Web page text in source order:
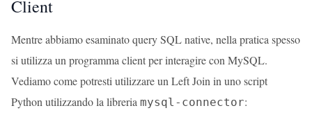
Client
Mentre abbiamo esaminato query SQL native, nella pratica spesso
si utilizza un programma client per interagire con MySQL.
Vediamo come potresti utilizzare un Left Join in uno script
Python utilizzando la libreria mysql-connector: